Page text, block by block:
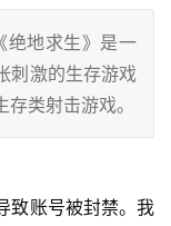
绝地求生》是一
刺激的生存游戏
类射击游戏。
致账号被封禁。我